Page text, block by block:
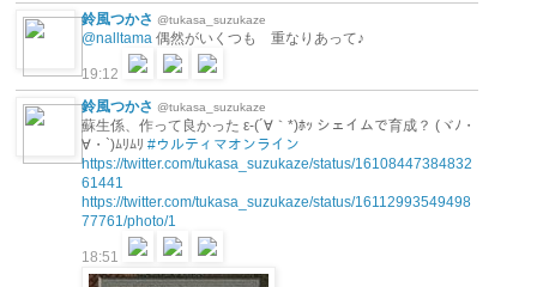
鈴風つかさ @tukasa_suzukaze
@nalltama 偶然がいくつも 重なりあって♪
19:12
鈴風つかさ @tukasa_suzukaze
蘇生係、作って良かった ε-(´∀｀*)ﾎｯ シェイムで育成？ (ヾﾉ・
∀・`)ﾑﾘﾑﾘ #ウルティマオンライン
https://twitter.com/tukasa_suzukaze/status/16108447384832
61441
https://twitter.com/tukasa_suzukaze/status/16112993549498
77761/photo/1
18:51